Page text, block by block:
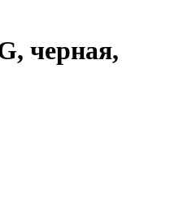
черная,